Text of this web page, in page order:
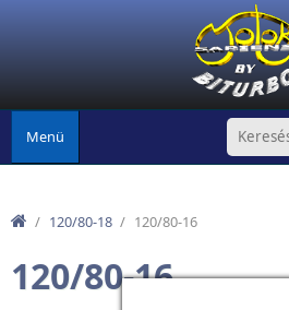
Menü
/ 120/80-18 / 120/80-16
120/80-16